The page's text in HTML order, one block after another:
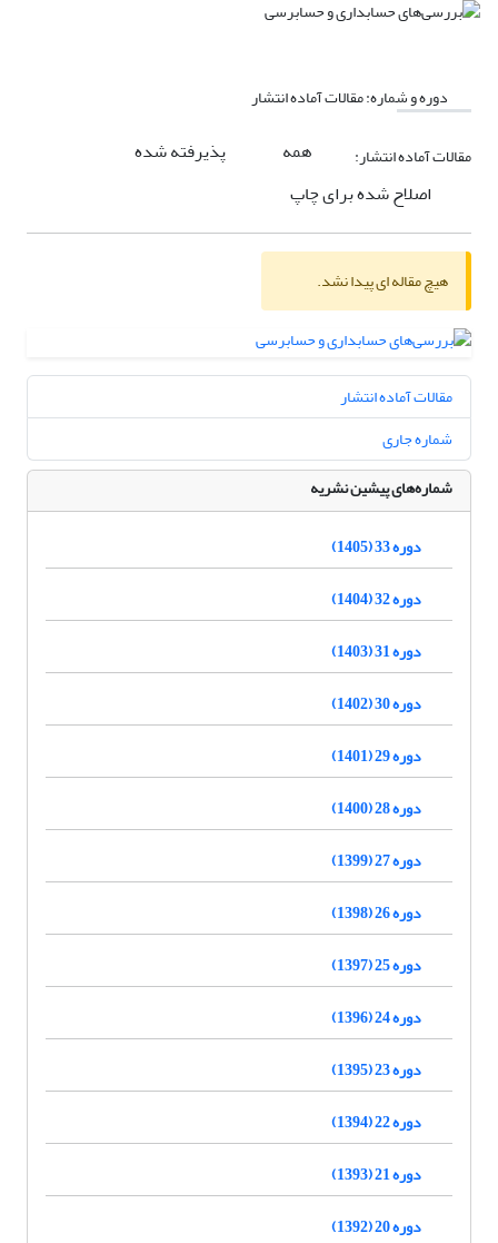
دوره و شماره:مقالات آماده انتشار
مقالات آماده انتشار:
همه
پذیرفته شده
اصلاح شده برای چاپ
هیچ مقاله ای پیدا نشد.
مقالات آماده انتشار
شماره جاری
شماره‌های پیشین نشریه
دوره 33 (1405)
دوره 32 (1404)
دوره 31 (1403)
دوره 30 (1402)
دوره 29 (1401)
دوره 28 (1400)
دوره 27 (1399)
دوره 26 (1398)
دوره 25 (1397)
دوره 24 (1396)
دوره 23 (1395)
دوره 22 (1394)
دوره 21 (1393)
دوره 20 (1392)